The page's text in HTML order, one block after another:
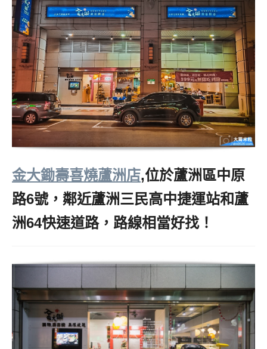
金大鋤壽喜燒蘆洲店,位於蘆洲區中原
路6號，鄰近蘆洲三民高中捷運站和蘆
洲64快速道路，路線相當好找！